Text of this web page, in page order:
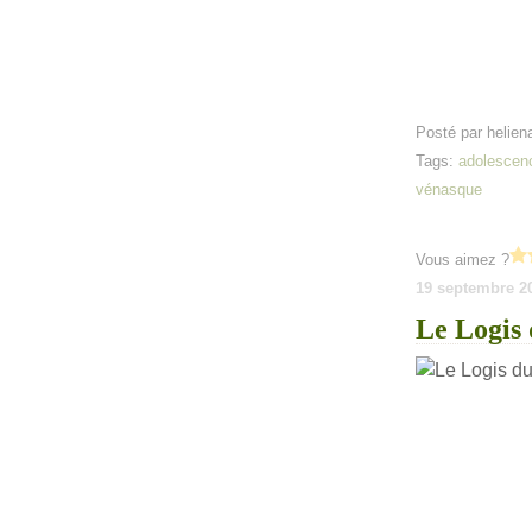
Posté par
Tags:
vénasque
Vous aimez ?
19 septembre
Le Logis